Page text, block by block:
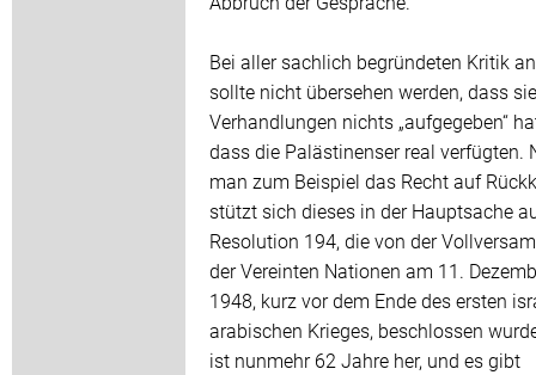
Bei aller sachlich begründeten Kritik
sollte nicht übersehen werden, dass
Verhandlungen nichts „aufgegeben“
dass die Palästinenser real verfügten.
man zum Beispiel das Recht auf
stützt sich dieses in der Hauptsache
Resolution 194, die von der
der Vereinten Nationen am 11.
1948, kurz vor dem Ende des ersten
arabischen Krieges, beschlossen
ist nunmehr 62 Jahre her, und es gibt